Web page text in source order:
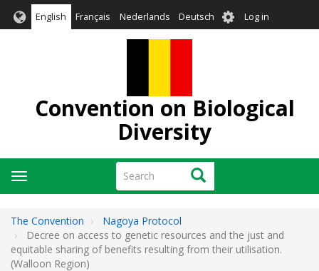
English Français Nederlands Deutsch User
account
Log in
Convention on Biological
Diversity
Search Search
Toggle
navigation
The Convention
Nagoya Protocol
Decree on access to genetic resources and the just and
equitable sharing of benefits resulting from their utilisation.
(Walloon Region)